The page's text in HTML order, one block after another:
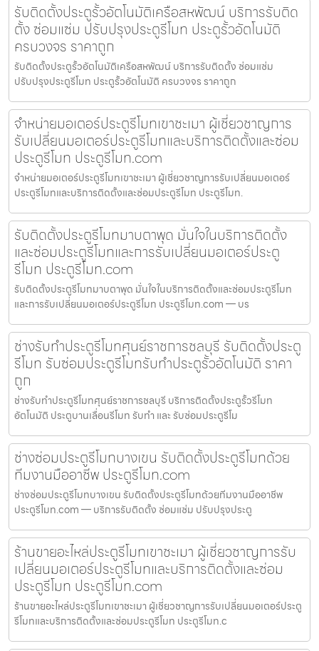
รับติดตั้งประตูรั้วอัตโนมัติเครือสหพัฒน์ บริการรับติด
ตั้ง ซ่อมแซ่ม ปรับปรุงประตูรีโมท ประตูรั้วอัตโนมัติ
ครบวงจร ราคาถูก
รับติดตั้งประตูรั้วอัตโนมัติเครือสหพัฒน์ บริการรับติดตั้ง ซ่อมแซ่ม
ปรับปรุงประตูรีโมท ประตูรั้วอัตโนมัติ ครบวงจร ราคาถูก
จำหน่ายมอเตอร์ประตูรีโมทเขาชะเมา ผู้เชี่ยวชาญการ
รับเปลี่ยนมอเตอร์ประตูรีโมทและบริการติดตั้งและซ่อม
ประตูรีโมท ประตูรีโมท.com
จำหน่ายมอเตอร์ประตูรีโมทเขาชะเมา ผู้เชี่ยวชาญการรับเปลี่ยนมอเตอร์
ประตูรีโมทและบริการติดตั้งและซ่อมประตูรีโมท ประตูรีโมท.
รับติดตั้งประตูรีโมทมาบตาพุด มั่นใจในบริการติดตั้ง
และซ่อมประตูรีโมทและการรับเปลี่ยนมอเตอร์ประตู
รีโมท ประตูรีโมท.com
รับติดตั้งประตูรีโมทมาบตาพุด มั่นใจในบริการติดตั้งและซ่อมประตูรีโมท
และการรับเปลี่ยนมอเตอร์ประตูรีโมท ประตูรีโมท.com — บร
ช่างรับทำประตูรีโมทศุนย์ราชการชลบุรี รับติดตั้งประตู
รีโมท รับซ่อมประตูรีโมทรับทำประตูรั้วอัตโนมัติ ราคา
ถูก
ช่างรับทำประตูรีโมทศุนย์ราชการชลบุรี บริการติดตั้งประตูรั้วรีโมท
อัตโนมัติ ประตูบานเลื่อนรีโมท รับทำ และ รับซ่อมประตูรีโม
ช่างซ่อมประตูรีโมทบางเขน รับติดตั้งประตูรีโมทด้วย
ทีมงานมืออาชีพ ประตูรีโมท.com
ช่างซ่อมประตูรีโมทบางเขน รับติดตั้งประตูรีโมทด้วยทีมงานมืออาชีพ
ประตูรีโมท.com — บริการรับติดตั้ง ซ่อมแซ่ม ปรับปรุงประตู
ร้านขายอะไหล่ประตูรีโมทเขาชะเมา ผู้เชี่ยวชาญการรับ
เปลี่ยนมอเตอร์ประตูรีโมทและบริการติดตั้งและซ่อม
ประตูรีโมท ประตูรีโมท.com
ร้านขายอะไหล่ประตูรีโมทเขาชะเมา ผู้เชี่ยวชาญการรับเปลี่ยนมอเตอร์ประตู
รีโมทและบริการติดตั้งและซ่อมประตูรีโมท ประตูรีโมท.c